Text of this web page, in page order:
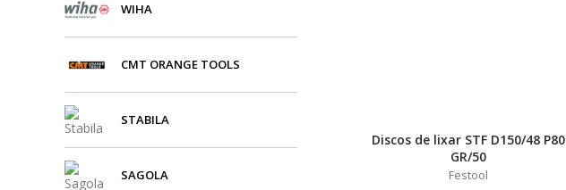
WIHA
CMT ORANGE TOOLS
STABILA
SAGOLA
Discos de lixar STF D150/48 P80
GR/50
Festool